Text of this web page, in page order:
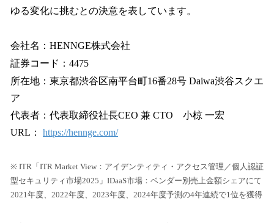
ゆる変化に挑むとの決意を表しています。
会社名：HENNGE株式会社
証券コード：4475
所在地：東京都渋谷区南平台町16番28号 Daiwa渋谷スクエ
ア
代表者：代表取締役社⻑CEO 兼 CTO 小椋 一宏
URL： https://hennge.com/
※ ITR「ITR Market View：アイデンティティ・アクセス管理／個人認証
型セキュリティ市場2025」IDaaS市場：ベンダー別売上金額シェアにて
2021年度、2022年度、2023年度、2024年度予測の4年連続で1位を獲得